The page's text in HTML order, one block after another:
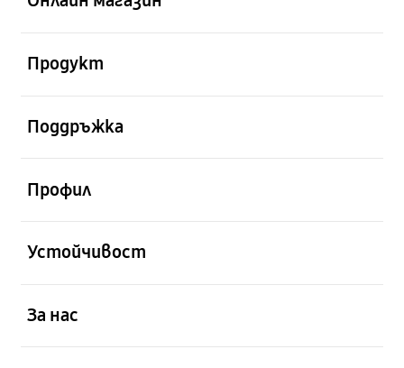
Продукт
Поддръжка
Профил
Устойчивост
За нас